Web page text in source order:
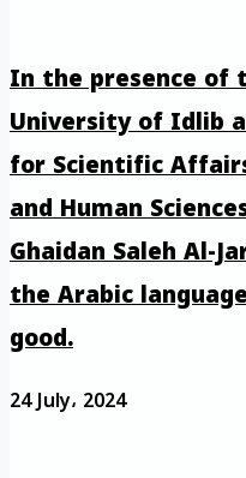
In the presence of
University of Idlib
for Scientific
and Human
Ghaidan Saleh Al-
the Arabic
good.
24 July، 2024